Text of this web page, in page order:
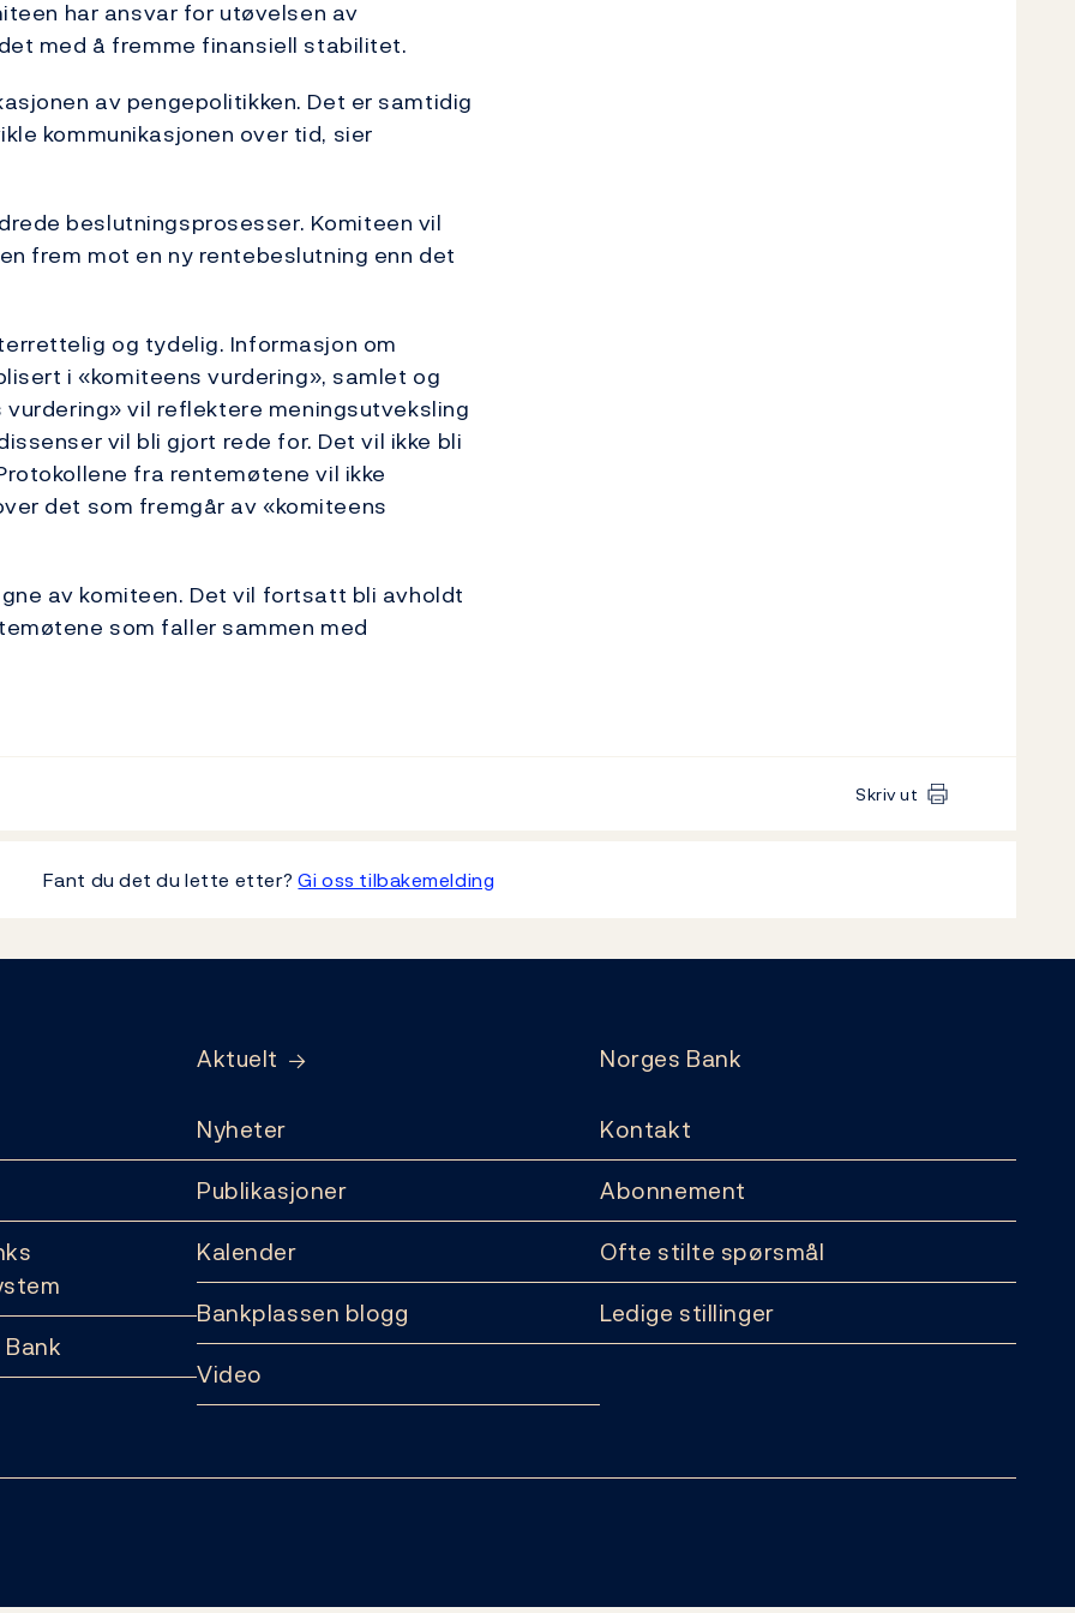
har ansvar for utøvelsen av
med å fremme finansiell stabilitet.
av pengepolitikken. Det er samtidig
kommunikasjonen over tid, sier
beslutningsprosesser. Komiteen vil
frem mot en ny rentebeslutning enn det
og tydelig. Informasjon om
i «komiteens vurdering», samlet og
vil reflektere meningsutveksling
vil bli gjort rede for. Det vil ikke bli
fra rentemøtene vil ikke
det som fremgår av «komiteens
av komiteen. Det vil fortsatt bli avholdt
som faller sammen med
Skriv ut
Fant du det du lette etter?Gi oss tilbakemelding
Aktuelt
Nyheter
Publikasjoner
Kalender
Bankplassen blogg
Video
Norges Bank
Kontakt
Abonnement
Ofte stilte spørsmål
Ledige stillinger